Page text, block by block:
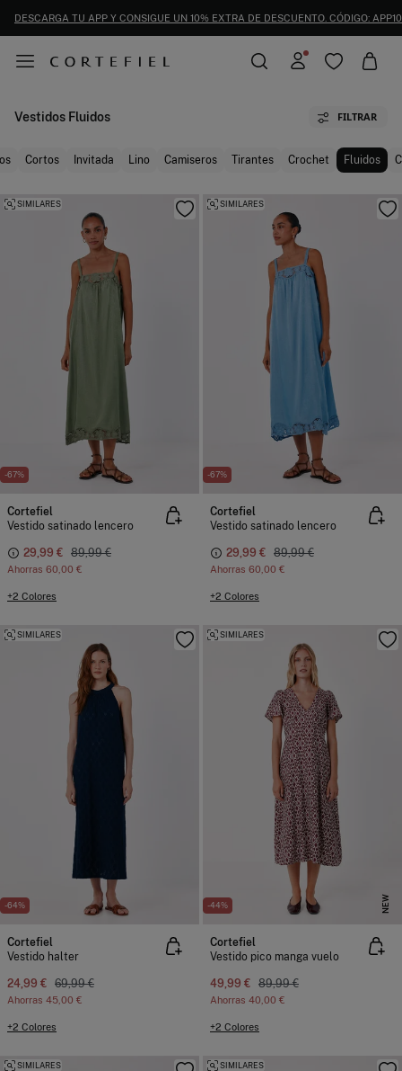
DESCARGA TU APP Y CONSIGUE UN 10% EXTRA DE DESCUENTO. CÓDIGO: APP10
Vestidos Fluidos FILTRAR
Cortos Invitada Lino Camiseros Tirantes Crochet Fluidos
-67%
SIMILARES
Cortefiel
Vestido satinado lencero
29,99 € 89,99 €
Ahorras 60,00 €
+2 Colores
-67%
SIMILARES
Cortefiel
Vestido satinado lencero
29,99 € 89,99 €
Ahorras 60,00 €
+2 Colores
-64%
SIMILARES
Cortefiel
Vestido halter
24,99 € 69,99 €
Ahorras 45,00 €
+2 Colores
-44% NEW
SIMILARES
Cortefiel
Vestido pico manga vuelo
49,99 € 89,99 €
Ahorras 40,00 €
+2 Colores
SIMILARES SIMILARES